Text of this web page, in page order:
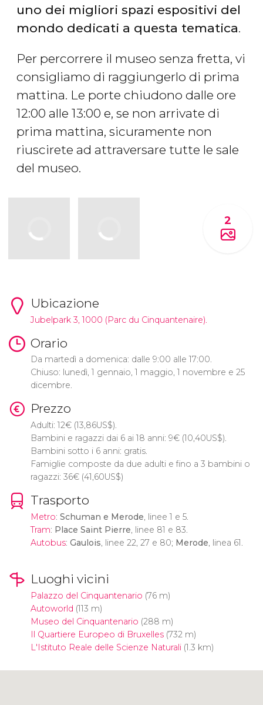
uno dei migliori spazi espositivi del
mondo dedicati a questa tematica.
Per percorrere il museo senza fretta, vi
consigliamo di raggiungerlo di prima
mattina. Le porte chiudono dalle ore
12:00 alle 13:00 e, se non arrivate di
prima mattina, sicuramente non
riuscirete ad attraversare tutte le sale
del museo.
2
Ubicazione
Jubelpark 3, 1000 (Parc du Cinquantenaire).
Orario
Da martedì a domenica: dalle 9:00 alle 17:00.
Chiuso: lunedì, 1 gennaio, 1 maggio, 1 novembre e 25
dicembre.
Prezzo
Adulti: 12€(13,86US$).
Bambini e ragazzi dai 6 ai 18 anni: 9€(10,40US$).
Bambini sotto i 6 anni: gratis.
Famiglie composte da due adulti e fino a 3 bambini o
ragazzi: 36€(41,60US$)
Trasporto
Metro: Schuman e Merode, linee 1 e 5.
Tram: Place Saint Pierre, linee 81 e 83.
Autobus: Gaulois, linee 22, 27 e 80; Merode, linea 61.
Luoghi vicini
Palazzo del Cinquantenario (76 m)
Autoworld (113 m)
Museo del Cinquantenario (288 m)
Il Quartiere Europeo di Bruxelles(732 m)
L'Istituto Reale delle Scienze Naturali(1.3 km)